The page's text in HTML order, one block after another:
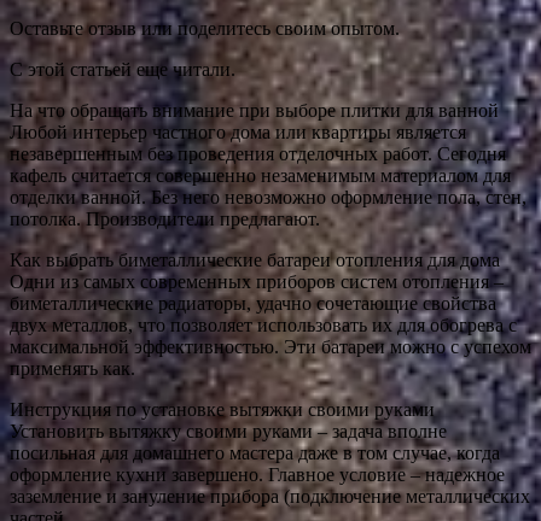
Оставьте отзыв или поделитесь своим опытом.
С этой статьей еще читали.
На что обращать внимание при выборе плитки для ванной
Любой интерьер частного дома или квартиры является
незавершенным без проведения отделочных работ. Сегодня
кафель считается совершенно незаменимым материалом для
отделки ванной. Без него невозможно оформление пола, стен,
потолка. Производители предлагают.
Как выбрать биметаллические батареи отопления для дома
Одни из самых современных приборов систем отопления –
биметаллические радиаторы, удачно сочетающие свойства
двух металлов, что позволяет использовать их для обогрева с
максимальной эффективностью. Эти батареи можно с успехом
применять как.
Инструкция по установке вытяжки своими руками
Установить вытяжку своими руками – задача вполне
посильная для домашнего мастера даже в том случае, когда
оформление кухни завершено. Главное условие – надежное
заземление и зануление прибора (подключение металлических